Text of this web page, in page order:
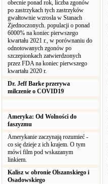
obecnie ponad rok, liczba zgonów
po zastrzykach tych zastrzyków
gwałtownie wzrosła w Stanach
Zjednoczonych. populacji o ponad
6000% na koniec pierwszego
kwartału 2021 r., w porównaniu do
odnotowanych zgonów po
szczepionkach zatwierdzonych
przez FDA na koniec pierwszego
kwartału 2020 r.
Dr. Jeff Barke przerywa
milczenie o COVID19
Ameryka: Od Wolności do
faszyzmu
Amerykanie zaczynają rozumieć -
co się dzieje z ich krajem. O tym
mówi film pod wskazanym
linkiem.
Kalisz w obronie Olszanskiego i
Osadowskiego